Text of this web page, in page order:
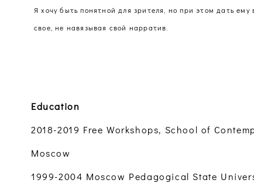
Я хочу быть понятной для зрителя, но при этом дать ему
свое, не навязывая свой нарратив.
Education
2018-2019 Free Workshops, School of
Moscow
1999-2004 Moscow Pedagogical State